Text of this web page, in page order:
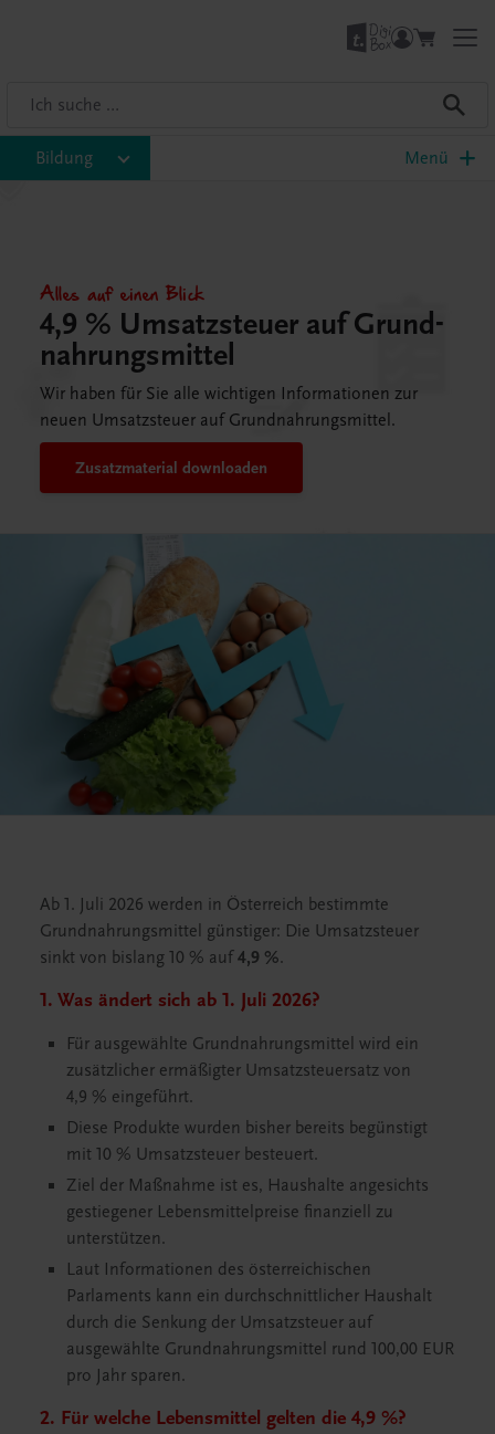
Bildung Menü
Alles auf einen Blick
4,9 % Umsatzsteuer auf Grund-
nahrungsmittel
Wir haben für Sie alle wichtigen Informationen zur
neuen Umsatzsteuer auf Grundnahrungsmittel.
Zusatzmaterial downloaden
Ab 1. Juli 2026 werden in Österreich bestimmte
Grundnahrungsmittel günstiger: Die Umsatzsteuer
sinkt von bislang 10 % auf4,9 %.
1. Was ändert sich ab 1. Juli 2026?
Für ausgewählte Grundnahrungsmittel wird ein
zusätzlicher ermäßigter Umsatzsteuersatz von
4,9 % eingeführt.
Diese Produkte wurden bisher bereits begünstigt
mit 10 % Umsatzsteuer besteuert.
Ziel der Maßnahme ist es, Haushalte angesichts
gestiegener Lebensmittelpreise finanziell zu
unterstützen.
Laut Informationen des österreichischen
Parlaments kann ein durchschnittlicher Haushalt
durch die Senkung der Umsatzsteuer auf
ausgewählte Grundnahrungsmittel rund 100,00 EUR
pro Jahr sparen.
2. Für welche Lebensmittel gelten die 4,9 %?